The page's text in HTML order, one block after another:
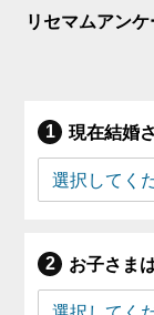
リセマムアン
現在結婚
お子さま